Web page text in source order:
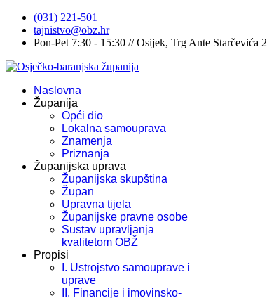
(031) 221-501
tajnistvo@obz.hr
Pon-Pet 7:30 - 15:30 // Osijek, Trg Ante Starčevića 2
Naslovna
Županija
Opći dio
Lokalna samouprava
Znamenja
Priznanja
Županijska uprava
Županijska skupština
Župan
Upravna tijela
Županijske pravne osobe
Sustav upravljanja
kvalitetom OBŽ
Propisi
I. Ustrojstvo samouprave i
uprave
II. Financije i imovinsko-